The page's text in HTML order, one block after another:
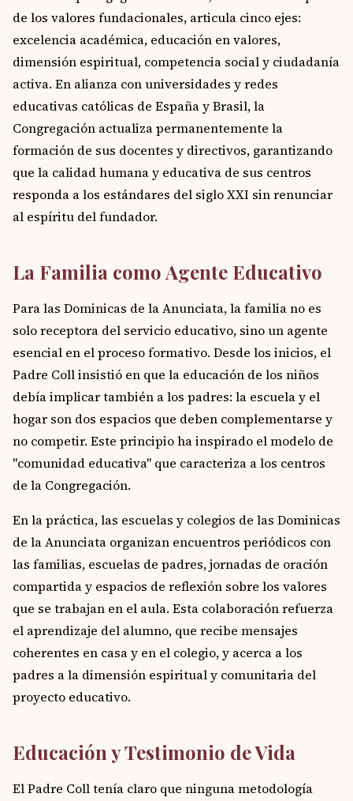
de los valores fundacionales, articula cinco ejes:
excelencia académica, educación en valores,
dimensión espiritual, competencia social y ciudadanía
activa. En alianza con universidades y redes
educativas católicas de España y Brasil, la
Congregación actualiza permanentemente la
formación de sus docentes y directivos, garantizando
que la calidad humana y educativa de sus centros
responda a los estándares del siglo XXI sin renunciar
al espíritu del fundador.
La Familia como Agente Educativo
Para las Dominicas de la Anunciata, la familia no es
solo receptora del servicio educativo, sino un agente
esencial en el proceso formativo. Desde los inicios, el
Padre Coll insistió en que la educación de los niños
debía implicar también a los padres: la escuela y el
hogar son dos espacios que deben complementarse y
no competir. Este principio ha inspirado el modelo de
"comunidad educativa" que caracteriza a los centros
de la Congregación.
En la práctica, las escuelas y colegios de las Dominicas
de la Anunciata organizan encuentros periódicos con
las familias, escuelas de padres, jornadas de oración
compartida y espacios de reflexión sobre los valores
que se trabajan en el aula. Esta colaboración refuerza
el aprendizaje del alumno, que recibe mensajes
coherentes en casa y en el colegio, y acerca a los
padres a la dimensión espiritual y comunitaria del
proyecto educativo.
Educación y Testimonio de Vida
El Padre Coll tenía claro que ninguna metodología